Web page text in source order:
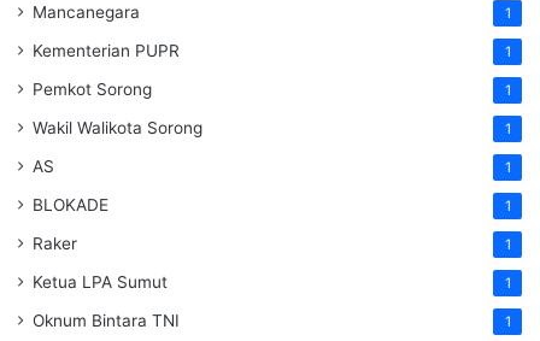
Mancanegara 1
Kementerian PUPR 1
Pemkot Sorong 1
Wakil Walikota Sorong 1
AS 1
BLOKADE 1
Raker 1
Ketua LPA Sumut 1
Oknum Bintara TNI 1